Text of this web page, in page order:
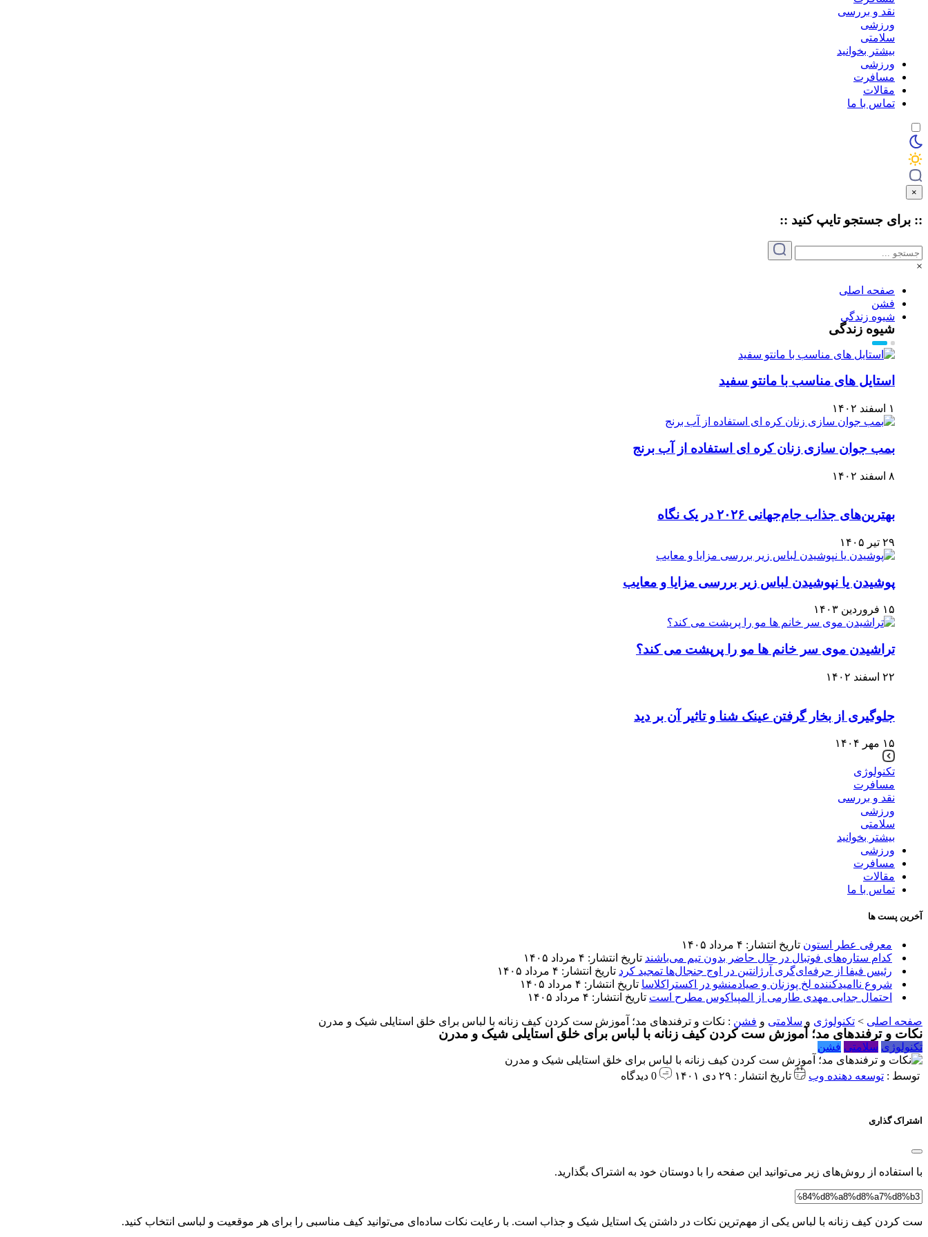
نقد و بررسی
ورزشی
سلامتی
بیشتر بخوانید
ورزشی
مسافرت
مقالات
تماس با ما
×
:: برای جستجو تایپکنید ::
×
صفحه اصلی
فشن
شیوه زندگی
شیوه زندگی
استایل های مناسب با مانتو سفید
۱ اسفند ۱۴۰۲
بمب جوان سازی زنان کره ای استفاده از آب برنج
۸ اسفند ۱۴۰۲
بهترین‌های جذاب جام‌جهانی ۲۰۲۶ در یک نگاه
۲۹ تیر ۱۴۰۵
پوشیدن یا نپوشیدن لباس زیر بررسی مزایا و معایب
۱۵ فروردین ۱۴۰۳
تراشیدن موی سر خانم ها مو را پرپشت می کند؟
۲۲ اسفند ۱۴۰۲
جلوگیری از بخار گرفتن عینک شنا و تاثیر آن بر دید
۱۵ مهر ۱۴۰۴
تکنولوژی
مسافرت
نقد و بررسی
ورزشی
سلامتی
بیشتر بخوانید
ورزشی
مسافرت
مقالات
تماس با ما
آخرین پست ها
معرفی عطر استون تاریخ انتشار: ۴ مرداد ۱۴۰۵
کدام ستاره‌های فوتبال در حال حاضر بدون تیم می‌باشند تاریخ انتشار: ۴ مرداد ۱۴۰۵
رئیس فیفا از حرفه‌ای‌گری آرژانتین در اوج جنجال‌ها تمجید کرد تاریخ انتشار: ۴ مرداد ۱۴۰۵
شروع ناامیدکننده لخ پوزنان و صیادمنشو در اکستراکلاسا تاریخ انتشار: ۴ مرداد ۱۴۰۵
احتمال جدایی مهدی طارمی از المپیاکوس مطرح است تاریخ انتشار: ۴ مرداد ۱۴۰۵
صفحه اصلی > تکنولوژی و سلامتی و فشن : نکات و ترفندهای مد؛ آموزش ست کردن کیف زنانه با لباس برای خلق استایلی شیک و مدرن
نکات و ترفندهای مد؛ آموزش ست کردن کیف زنانه با لباس برای خلق استایلی شیک و مدرن
تکنولوژی سلامتی فشن
توسط : توسعه دهنده وب تاریخ انتشار : ۲۹ دی ۱۴۰۱
اشتراک گذاری
با استفاده از روش‌های زیر می‌توانید این صفحه را با دوستان خود به اشتراک بگذارید.
ست کردن کیف زنانه با لباس یکی از مهم‌ترین نکات در داشتن یک استایل شیک و جذاب است. با رعایت نکات ساده‌ای می‌توانید کیف مناسبی را برای هر موقعیت و لباسی انتخاب کنید.